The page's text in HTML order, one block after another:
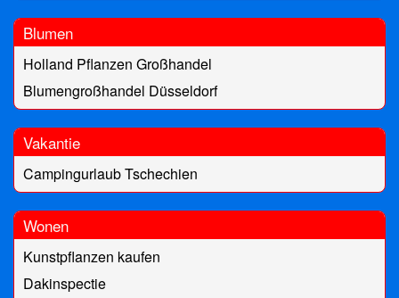
Blumen
Holland Pflanzen Großhandel
Blumengroßhandel Düsseldorf
Vakantie
Campingurlaub Tschechien
Wonen
Kunstpflanzen kaufen
Dakinspectie